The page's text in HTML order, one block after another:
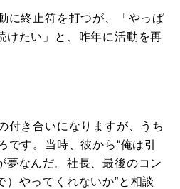
に終止符を打つが、「やっぱ
けたい」と、昨年に活動を再
付き合いになりますが、うち
です。当時、彼から“俺は引
夢なんだ。社長、最後のコン
）やってくれないか”と相談